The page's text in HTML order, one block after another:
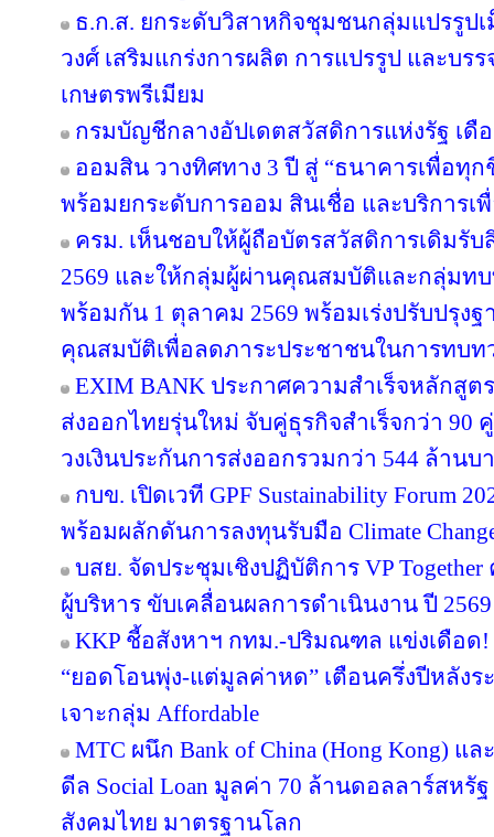
ธ.ก.ส. ยกระดับวิสาหกิจชุมชนกลุ่มแปรรูป
วงศ์ เสริมแกร่งการผลิต การแปรรูป และบ
เกษตรพรีเมียม
กรมบัญชีกลางอัปเดตสวัสดิการแห่งรัฐ เดื
ออมสิน วางทิศทาง 3 ปี สู่ “ธนาคารเพื่อทุ
พร้อมยกระดับการออม สินเชื่อ และบริการเ
ครม. เห็นชอบให้ผู้ถือบัตรสวัสดิการเดิมรับ
2569 และให้กลุ่มผู้ผ่านคุณสมบัติและกลุ่มท
พร้อมกัน 1 ตุลาคม 2569 พร้อมเร่งปรับปรุง
คุณสมบัติเพื่อลดภาระประชาชนในการทบท
EXIM BANK ประกาศความสำเร็จหลักสู
ส่งออกไทยรุ่นใหม่ จับคู่ธุรกิจสำเร็จกว่า 90
วงเงินประกันการส่งออกรวมกว่า 544 ล้านบ
กบข. เปิดเวที GPF Sustainability Forum
พร้อมผลักดันการลงทุนรับมือ Climate
บสย. จัดประชุมเชิงปฏิบัติการ VP
ผู้บริหาร ขับเคลื่อนผลการดำเนินงาน ปี 2569
KKP ชี้อสังหาฯ กทม.-ปริมณฑล แข่งเดือด
“ยอดโอนพุ่ง-แต่มูลค่าหด” เตือนครึ่งปีหลัง
เจาะกลุ่ม Affordable
MTC ผนึก Bank of China (Hong Kong) แล
ดีล Social Loan มูลค่า 70 ล้านดอลลาร์สห
สังคมไทย มาตรฐานโลก